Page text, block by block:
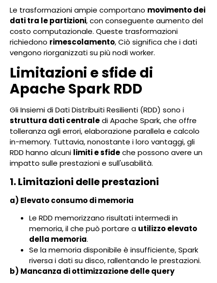
Le trasformazioni ampie comportano movimento dei
dati tra le partizioni, con conseguente aumento del
costo computazionale. Queste trasformazioni
richiedono rimescolamento, Ciò significa che i dati
vengono riorganizzati su più nodi worker.
Limitazioni e sfide di
Apache Spark RDD
Gli Insiemi di Dati Distribuiti Resilienti (RDD) sono i
struttura dati centraledi Apache Spark, che offre
tolleranza agli errori, elaborazione parallela e calcolo
in-memory. Tuttavia, nonostante i loro vantaggi, gli
RDD hanno alcuni limiti e sfideche possono avere un
impatto sulle prestazioni e sull'usabilità.
1. Limitazioni delle prestazioni
a) Elevato consumo di memoria
Le RDD memorizzano risultati intermedi in
memoria, il che può portare a utilizzo elevato
della memoria.
Se la memoria disponibile è insufficiente, Spark
riversa i dati su disco, rallentando le prestazioni.
b) Mancanza di ottimizzazione delle query